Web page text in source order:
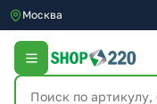
Москва